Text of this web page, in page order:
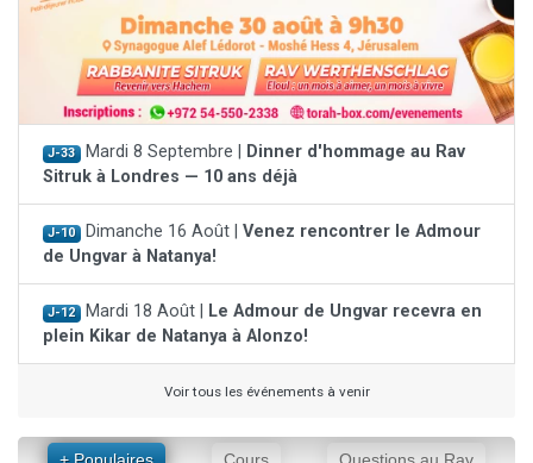
J-33 Mardi 8 Septembre | Dinner d'hommage au Rav
Sitruk à Londres — 10 ans déjà
J-10 Dimanche 16 Août | Venez rencontrer le Admour
de Ungvar à Natanya!
J-12 Mardi 18 Août | Le Admour de Ungvar recevra en
plein Kikar de Natanya à Alonzo!
Voir tous les événements à venir